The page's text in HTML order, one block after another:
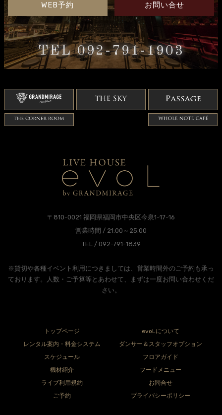
WEB予約 お問い合せ
TEL 092-791-1903
〒810-0021 福岡県福岡市中央区今泉1-17-16
営業時間 / 21:00～25:00
TEL / 092-791-1839
※貸切や各種イベント利用につきましては、営業時間外のご予約も承っ
ております。人数・ご予算等とあわせて、まずは一度お問い合わせくだ
さい。
トップページ
evoLについて
レンタル案内・料金システム
ダンサー＆スタッフオプション
スケジュール
フロアガイド
機材紹介
フードメニュー
ライブ利用規約
お問合せ
ご予約
プライバシーポリシー